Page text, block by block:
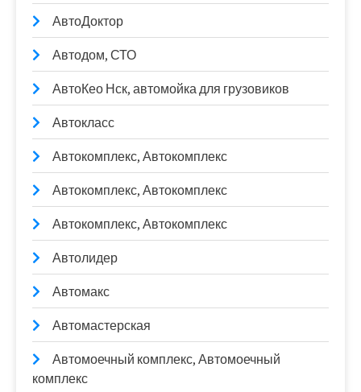
АвтоДоктор
Автодом, СТО
АвтоКео Нск, автомойка для грузовиков
Автокласс
Автокомплекс, Автокомплекс
Автокомплекс, Автокомплекс
Автокомплекс, Автокомплекс
Автолидер
Автомакс
Автомастерская
Автомоечный комплекс, Автомоечный
комплекс